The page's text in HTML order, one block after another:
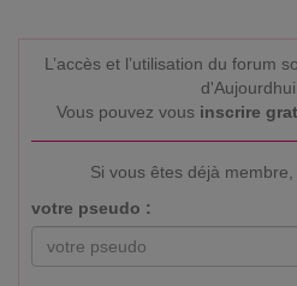
L’accès et l’utilisation du forum
Vous pouvez vous inscrire
Si vous êtes déjà
votre pseudo :